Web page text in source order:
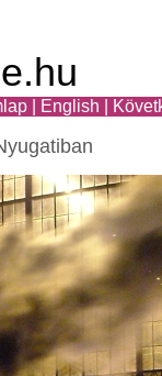
English